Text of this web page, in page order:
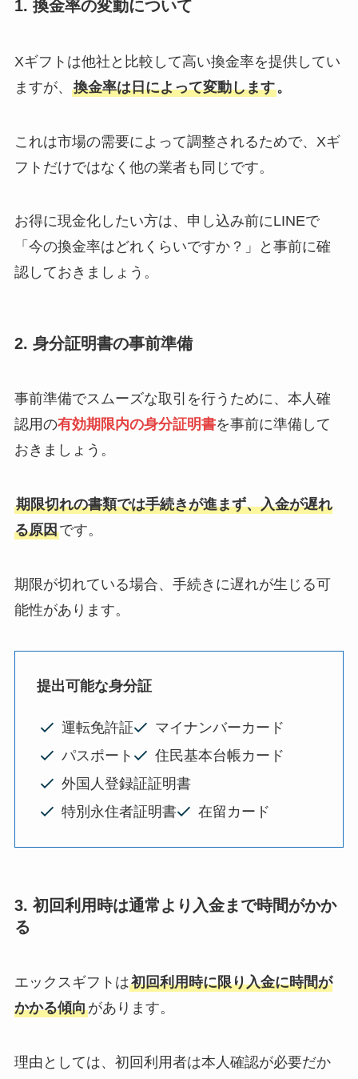
1. 換金率の変動について
Xギフトは他社と比較して高い換金率を提供してい
ますが、 換金率は日によって変動します。
これは市場の需要によって調整されるためで、Xギ
フトだけではなく他の業者も同じです。
お得に現金化したい方は、申し込み前にLINEで
「今の換金率はどれくらいですか？」と事前に確
認しておきましょう。
2. 身分証明書の事前準備
事前準備でスムーズな取引を行うために、本人確
認用の有効期限内の身分証明書を事前に準備して
おきましょう。
期限切れの書類では手続きが進まず、入金が遅れ
る原因です。
期限が切れている場合、手続きに遅れが生じる可
能性があります。
提出可能な身分証
運転免許証
マイナンバーカード
パスポート
住民基本台帳カード
外国人登録証証明書
特別永住者証明書
在留カード
3. 初回利用時は通常より入金まで時間がかか
る
エックスギフトは初回利用時に限り入金に時間が
かかる傾向があります。
理由としては、初回利用者は本人確認が必要だか